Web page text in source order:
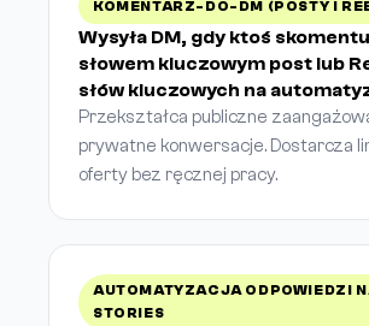
KOMENTARZ-DO-DM (POSTY I
Wysyła DM, gdy ktoś
słowem kluczowym post lub
słów kluczowych na
Przekształca publiczne
prywatne konwersacje. Dostarcza
oferty bez ręcznej pracy.
AUTOMATYZACJA ODPOWIEDZI
STORIES